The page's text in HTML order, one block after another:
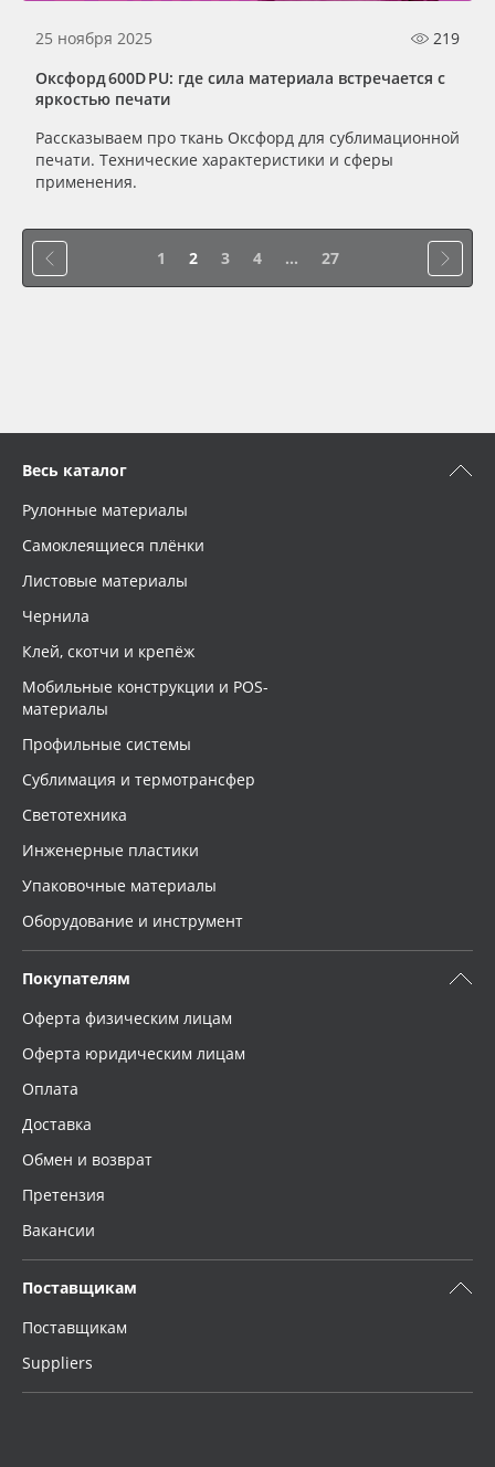
25 ноября 2025
219
Оксфорд 600D PU: где сила материала встречается с
яркостью печати
Рассказываем про ткань Оксфорд для сублимационной
печати. Технические характеристики и сферы
применения.
1 2 3 4 ... 27
Весь каталог
Рулонные материалы
Самоклеящиеся плёнки
Листовые материалы
Чернила
Клей, скотчи и крепёж
Мобильные конструкции и POS-
материалы
Профильные системы
Сублимация и термотрансфер
Светотехника
Инженерные пластики
Упаковочные материалы
Оборудование и инструмент
Покупателям
Оферта физическим лицам
Оферта юридическим лицам
Оплата
Доставка
Обмен и возврат
Претензия
Вакансии
Поставщикам
Поставщикам
Suppliers